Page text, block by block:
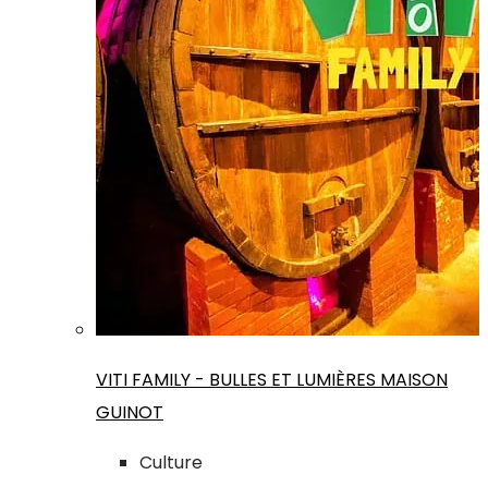
VITI FAMILY - BULLES ET LUMIÈRES MAISON
GUINOT
Culture